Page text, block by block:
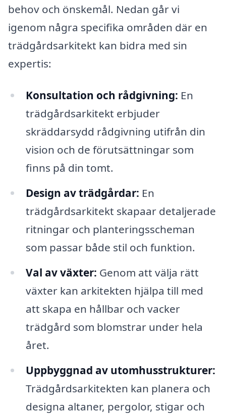
behov och önskemål. Nedan går vi
igenom några specifika områden där en
trädgårdsarkitekt kan bidra med sin
expertis:
Konsultation och rådgivning: En
trädgårdsarkitekt erbjuder
skräddarsydd rådgivning utifrån din
vision och de förutsättningar som
finns på din tomt.
Design av trädgårdar: En
trädgårdsarkitekt skapaar detaljerade
ritningar och planteringsscheman
som passar både stil och funktion.
Val av växter: Genom att välja rätt
växter kan arkitekten hjälpa till med
att skapa en hållbar och vacker
trädgård som blomstrar under hela
året.
Uppbyggnad av utomhusstrukturer:
Trädgårdsarkitekten kan planera och
designa altaner, pergolor, stigar och